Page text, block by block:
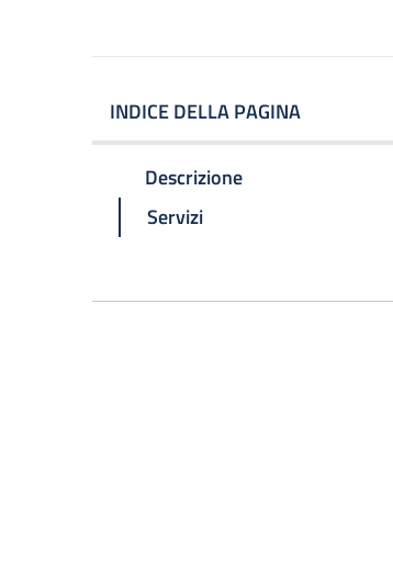
INDICE DELLA PAGINA
Descrizione
Servizi